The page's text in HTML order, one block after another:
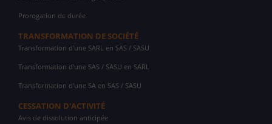
Prorogation de durée
TRANSFORMATION DE SOCIÉTÉ
Transformation d'une SARL en SAS / SASU
Transformation d'une SAS / SASU en SARL
Transformation d'une SA en SAS / SASU
CESSATION D'ACTIVITÉ
Avis de dissolution anticipée